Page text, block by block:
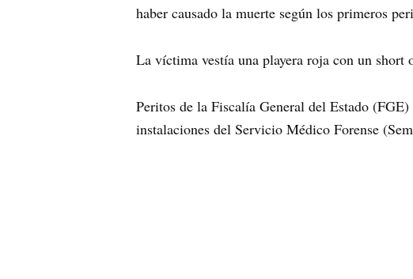
haber causado la muerte según los primeros
La víctima vestía una playera roja con un short
Peritos de la Fiscalía General del Estado
instalaciones del Servicio Médico Forense